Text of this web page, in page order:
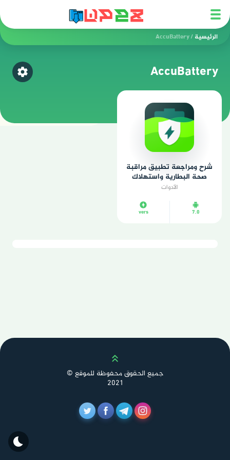
الرئيسية /
AccuBattery
AccuBattery اختر
شرح ومراجعة تطبيق مراقبة
صحة البطارية واستهلاك
الطاقة بدقة علمية
الأدوات
7.0
vers
Scroll up
جميع الحقوق محفوظة للموقع ©
2021